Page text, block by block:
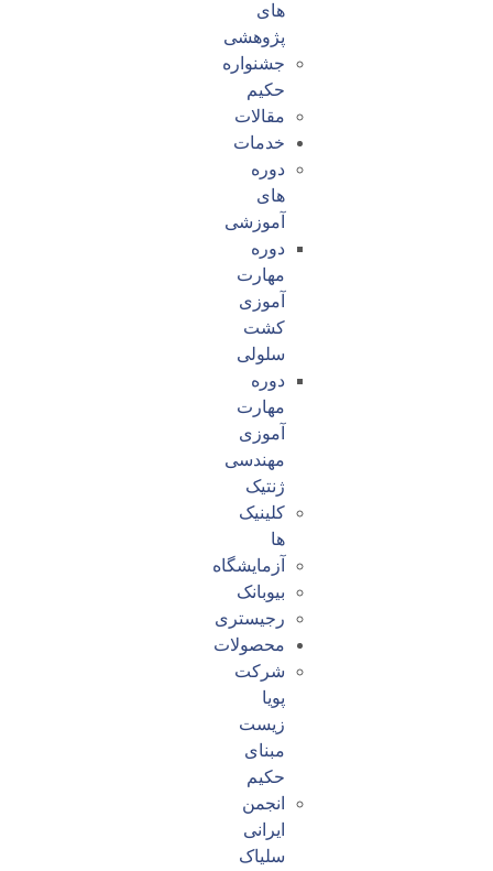
های
پژوهشی
جشنواره
حکیم
مقالات
خدمات
دوره
های
آموزشی
دوره
مهارت
آموزی
کشت
سلولی
دوره
مهارت
آموزی
مهندسی
ژنتیک
کلینیک
ها
آزمایشگاه
بیوبانک
رجیستری
محصولات
شرکت
پویا
زیست
مبنای
حکیم
انجمن
ایرانی
سلیاک